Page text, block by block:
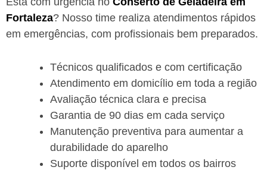
Fortaleza? Nosso time realiza atendimentos rápidos
em emergências, com profissionais bem preparados.
Técnicos qualificados e com certificação
Atendimento em domicílio em toda a região
Avaliação técnica clara e precisa
Garantia de 90 dias em cada serviço
Manutenção preventiva para aumentar a
durabilidade do aparelho
Suporte disponível em todos os bairros